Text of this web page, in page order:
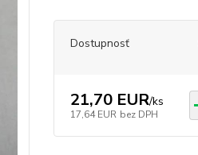
Dostupnosť
21,70 EUR/ks
17,64 EUR bez DPH